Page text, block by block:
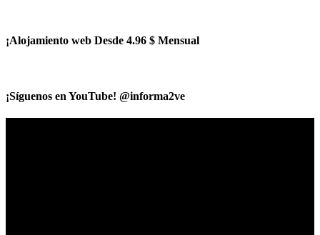
¡Alojamiento web Desde 4.96 $ Mensual
¡Síguenos en YouTube! @informa2ve